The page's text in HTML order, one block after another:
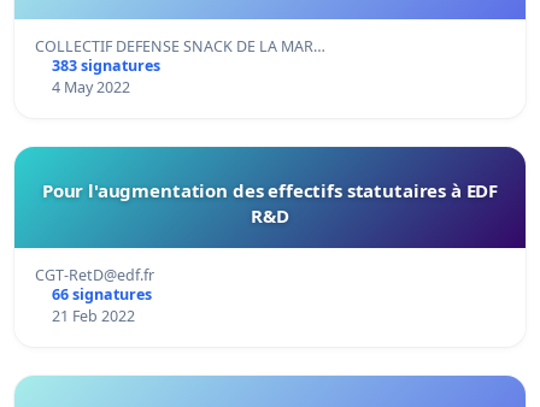
COLLECTIF DEFENSE SNACK DE LA MAR…
383 signatures
4 May 2022
Pour l'augmentation des effectifs statutaires à EDF
R&D
CGT-RetD@edf.fr
66 signatures
21 Feb 2022